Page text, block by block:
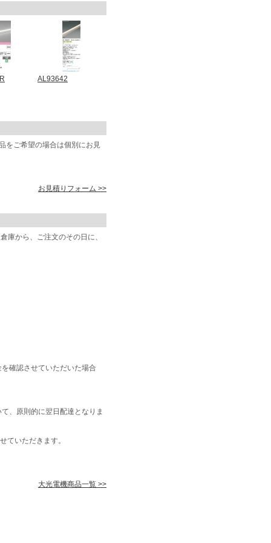
AL93642
をご希望の場合は個別にお見
お見積りフォーム >>
から、ご注文のその日に、
確認させていただいた場合
、原則的に翌日配達となりま
ていただきます。
大光電機商品一覧 >>